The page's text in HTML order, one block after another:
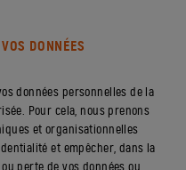
DONNÉES
données personnelles de la
Pour cela, nous prenons
et organisationnelles
et empêcher, dans la
perte de vos données ou